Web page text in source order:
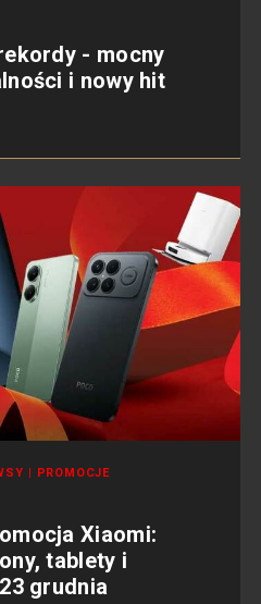
- mocny
i nowy hit
| PROMOCJE
Xiaomi:
tablety i
grudnia